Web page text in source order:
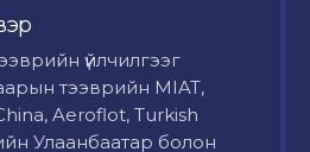
үйлчилгээг
тээврийн MIAT,
Aeroflot, Turkish
Улаанбаатар болон